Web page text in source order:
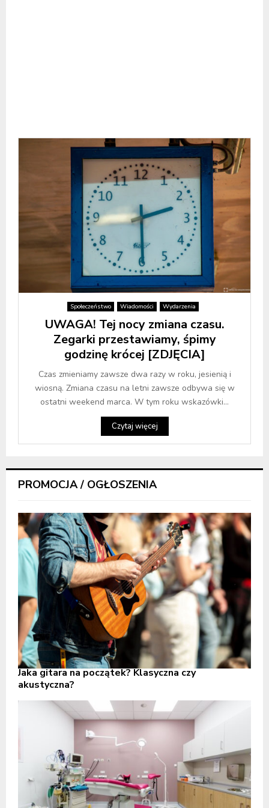
Społeczeństwo Wiadomości Wydarzenia
UWAGA! Tej nocy zmiana czasu.
Zegarki przestawiamy, śpimy
godzinę krócej [ZDJĘCIA]
Czas zmieniamy zawsze dwa razy w roku, jesienią i
wiosną. Zmiana czasu na letni zawsze odbywa się w
ostatni weekend marca. W tym roku wskazówki...
Czytaj więcej
PROMOCJA / OGŁOSZENIA
Jaka gitara na początek? Klasyczna czy
akustyczna?